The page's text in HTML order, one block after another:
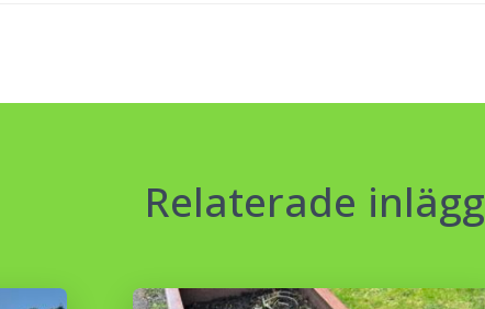
Relaterade inlägg